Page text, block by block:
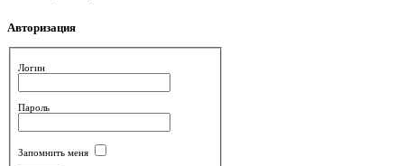
Авторизация
Логин
Пароль
Запомнить меня